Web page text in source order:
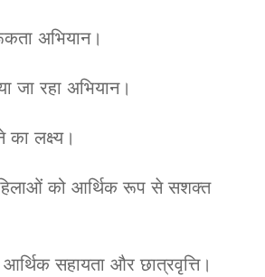
अभियान।
जा रहा अभियान।
लक्ष्य।
को आर्थिक रूप से सशक्त
आर्थिक सहायता और छात्रवृत्ति।